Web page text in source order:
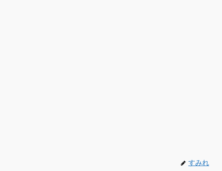
すみれ